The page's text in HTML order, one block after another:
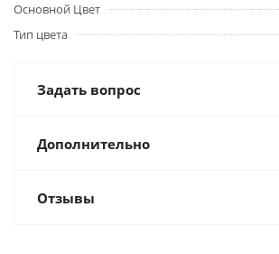
Основной Цвет
Тип цвета
Задать вопрос
Дополнительно
Отзывы